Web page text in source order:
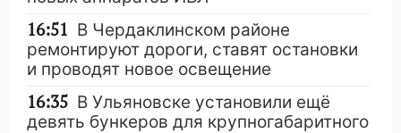
16:51 В Чердаклинском районе
ремонтируют дороги, ставят остановки
и проводят новое освещение
16:35 В Ульяновске установили ещё
девять бункеров для крупногабаритного